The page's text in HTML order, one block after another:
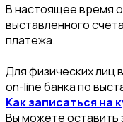
В настоящее время
выставленного
платежа.
Для физических лиц
on-line банка по
Как записаться на
Вы можете оставить